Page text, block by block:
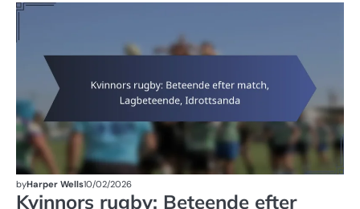
byHarper Wells10/02/2026
Kvinnors rugby: Beteende efter